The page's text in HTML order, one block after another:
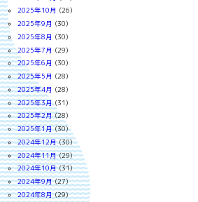
2025年10月 (26)
2025年9月 (30)
2025年8月 (30)
2025年7月 (29)
2025年6月 (30)
2025年5月 (28)
2025年4月 (28)
2025年3月(31)
2025年2月(28)
2025年1月(30)
2024年12月(30)
2024年11月(29)
2024年10月(31)
2024年9月(27)
2024年8月(29)